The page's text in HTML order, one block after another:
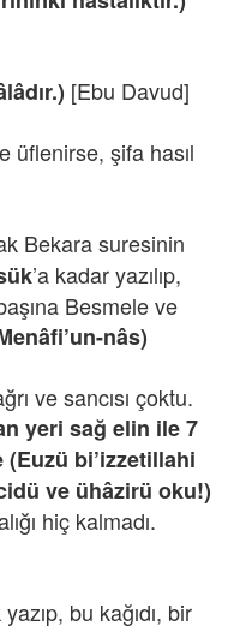
[Ebu Davud]
üflenirse, şifa hasıl
Bekara suresinin
’a kadar yazılıp,
Besmele ve
nâs)
ve sancısı çoktu.
yeri sağ elin ile 7
bi’izzetillahi
ve ühâzirü oku!)
hiç kalmadı.
bu kağıdı, bir